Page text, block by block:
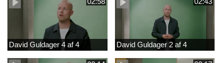
David Guldager 4 af 4 David Guldager 2 af 4